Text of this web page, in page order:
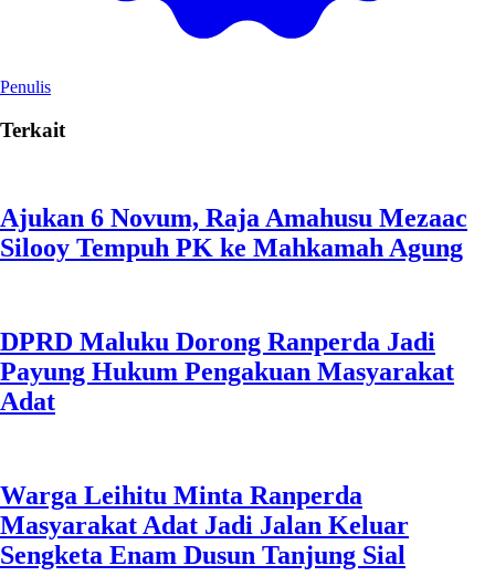
Penulis
Terkait
Ajukan 6 Novum, Raja Amahusu Mezaac
Silooy Tempuh PK ke Mahkamah Agung
DPRD Maluku Dorong Ranperda Jadi
Payung Hukum Pengakuan Masyarakat
Adat
Warga Leihitu Minta Ranperda
Masyarakat Adat Jadi Jalan Keluar
Sengketa Enam Dusun Tanjung Sial